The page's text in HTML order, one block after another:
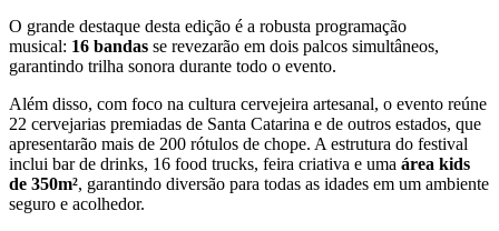
O grande destaque desta edição é a robusta programação
musical: 16 bandas se revezarão em dois palcos simultâneos,
garantindo trilha sonora durante todo o evento.
Além disso, com foco na cultura cervejeira artesanal, o evento reúne
22 cervejarias premiadas de Santa Catarina e de outros estados, que
apresentarão mais de 200 rótulos de chope. A estrutura do festival
inclui bar de drinks, 16 food trucks, feira criativa e uma área kids
de 350m², garantindo diversão para todas as idades em um ambiente
seguro e acolhedor.